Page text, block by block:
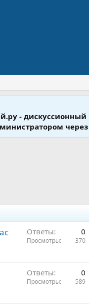
- дискусcионный
через
Ответы 0
Просмотры 370
Ответы 0
Просмотры 589